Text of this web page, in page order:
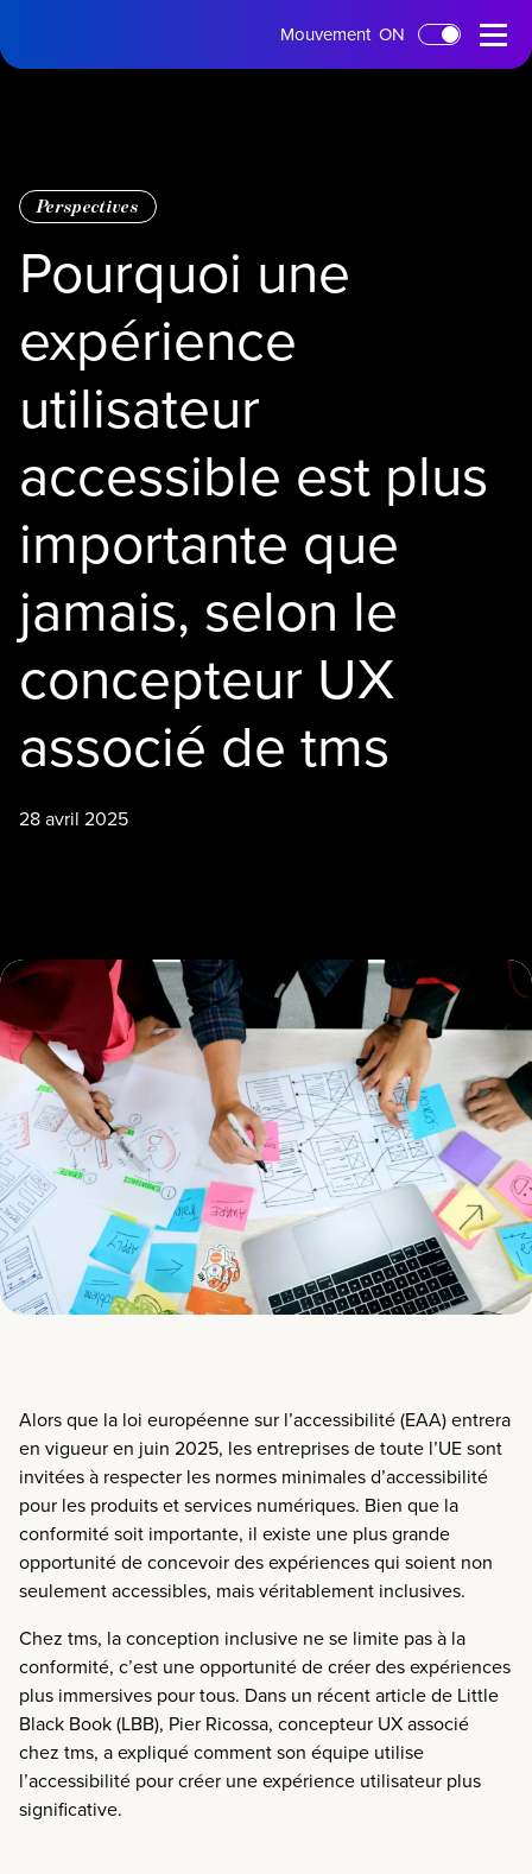
Menu
ouvert
Mouvement ON
Pourquoi une
expérience
utilisateur
accessible est plus
importante que
jamais, selon le
concepteur UX
associé de tms
Perspectives
28 avril 2025
Alors que la loi européenne sur l’accessibilité (EAA) entrera
en vigueur en juin 2025, les entreprises de toute l’UE sont
invitées à respecter les normes minimales d’accessibilité
pour les produits et services numériques. Bien que la
conformité soit importante, il existe une plus grande
opportunité de concevoir des expériences qui soient non
seulement accessibles, mais véritablement inclusives.
Chez tms, la conception inclusive ne se limite pas à la
conformité, c’est une opportunité de créer des expériences
plus immersives pour tous. Dans un récent article de Little
Black Book (LBB), Pier Ricossa, concepteur UX associé
chez tms, a expliqué comment son équipe utilise
l’accessibilité pour créer une expérience utilisateur plus
significative.